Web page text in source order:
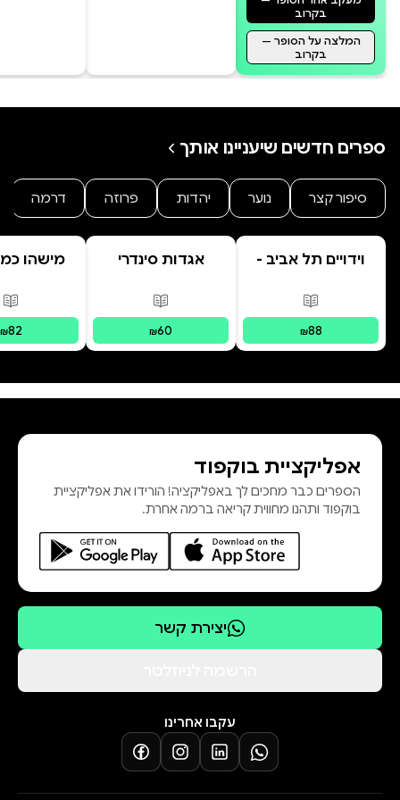
בקרוב
המלצה על הסופר —
בקרוב
ספרים חדשים שיעניינו אותך
סיפור קצר נוער יהדות פרוזה דרמה
וידויים תל אביב -
פורמטים זמינים
מודפס
₪88
אגדות סינדרי
פורמטים זמינים
מודפס
₪60
מישהו
₪82
אפליקציית בוקפוד
הספרים כבר מחכים לך באפליקציה! הורידו את אפליקציית
בוקפוד ותהנו מחווית קריאה ברמה אחרת.
יצירת קשר
עקבו אחרינו